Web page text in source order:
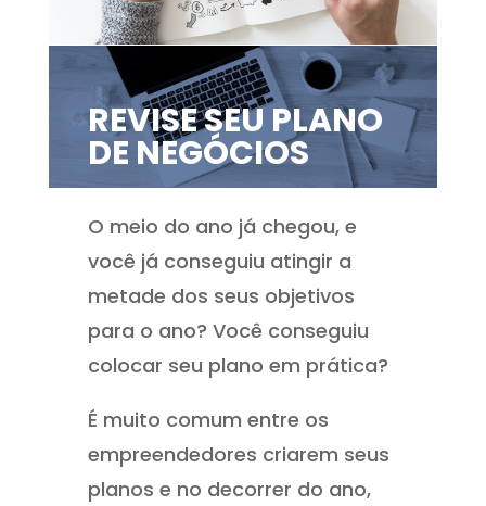
REVISE SEU PLANO
DE NEGÓCIOS
O meio do ano já chegou, e
você já conseguiu atingir a
metade dos seus objetivos
para o ano? Você conseguiu
colocar seu plano em prática?
É muito comum entre os
empreendedores criarem seus
planos e no decorrer do ano,